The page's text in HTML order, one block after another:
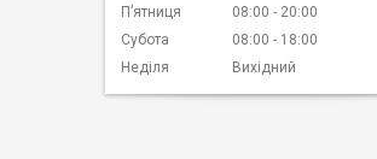
Пʼятниця
08:00
20:00
Субота
08:00
18:00
Неділя
Вихідний